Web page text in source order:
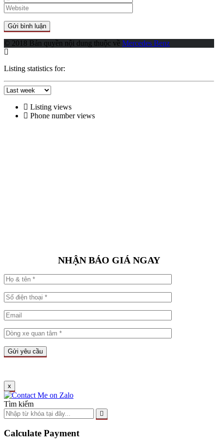
© 2018 Bản quyền nội dung thuộc về Mercedes Benz
Listing statistics for:
Listing views
Phone number views
NHẬN BÁO GIÁ NGAY
x
Tìm kiếm
Calculate Payment